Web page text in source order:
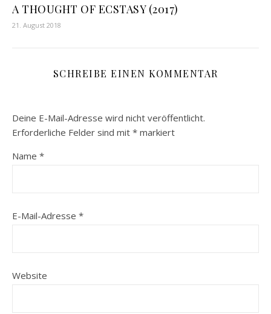
A THOUGHT OF ECSTASY (2017)
21. August 2018
SCHREIBE EINEN KOMMENTAR
Deine E-Mail-Adresse wird nicht veröffentlicht.
Erforderliche Felder sind mit * markiert
Name *
E-Mail-Adresse *
Website